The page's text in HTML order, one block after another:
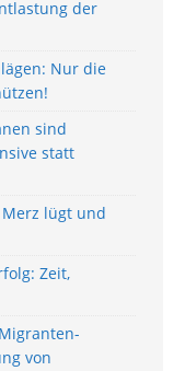
der
Nur die
sind
statt
Merz lügt und
Zeit,
von